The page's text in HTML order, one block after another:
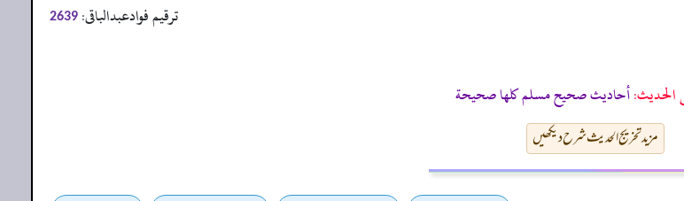
ترقیم فوادعبدالباقی: 2639
الحديث:أحاديث صحيح مسلم كلها صحيحة
مزید تخریج الحدیث شرح دیکھیں